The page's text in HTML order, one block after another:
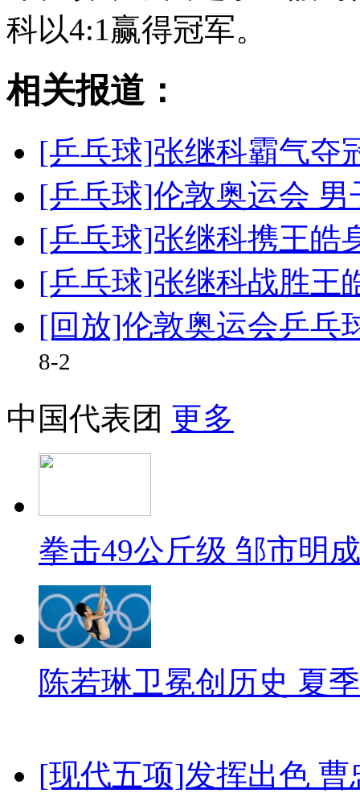
科以4:1赢得冠军。
相关报道：
[乒乓球]张继科霸气夺
[乒乓球]伦敦奥运会
[乒乓球]张继科携王皓
[乒乓球]张继科战胜王
[回放]伦敦奥运会乒乓
8-2
中国代表团 更多
拳击49公斤级 邹市明
陈若琳卫冕创历史 夏
[现代五项]发挥出色